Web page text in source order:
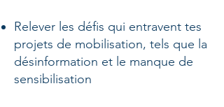
Relever les défis qui entravent tes
projets de mobilisation, tels que la
désinformation et le manque de
sensibilisation